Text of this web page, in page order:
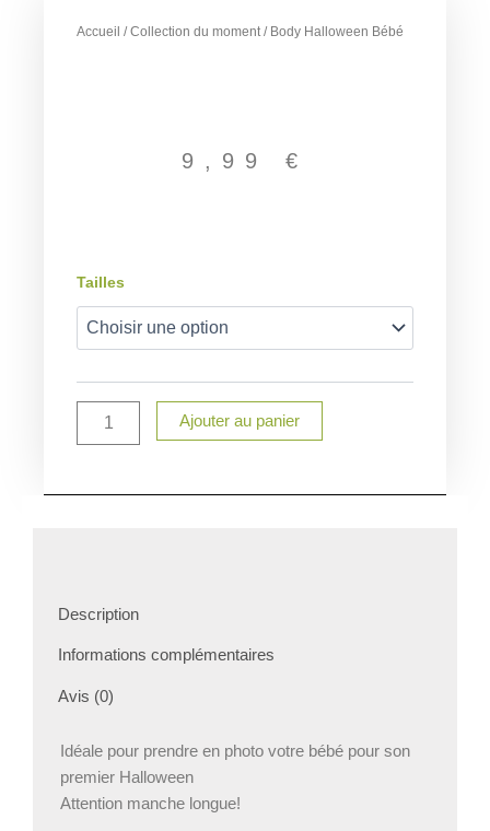
Accueil /Collection du moment/ Body Halloween Bébé
9,99 €
Tailles
quantité
Body
Ajouter au panier
Description
Informations complémentaires
Avis (0)
Idéale pour prendre en photo votre bébé pour son
premier Halloween
Attention manche longue!